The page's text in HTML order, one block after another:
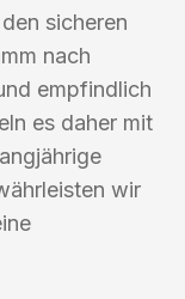
sicheren
nach
empfindlich
es daher mit
wir